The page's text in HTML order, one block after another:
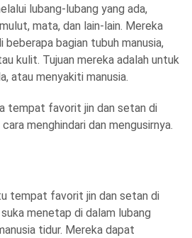
lubang-lubang yang ada,
mata, dan lain-lain. Mereka
bagian tubuh manusia,
kulit. Tujuan mereka adalah untuk
atau menyakiti manusia.
tempat favorit jin dan setan di
menghindari dan mengusirnya.
tempat favorit jin dan setan di
menetap di dalam lubang
tidur. Mereka dapat